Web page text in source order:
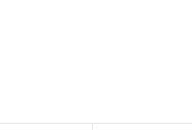
gängigen Größen)